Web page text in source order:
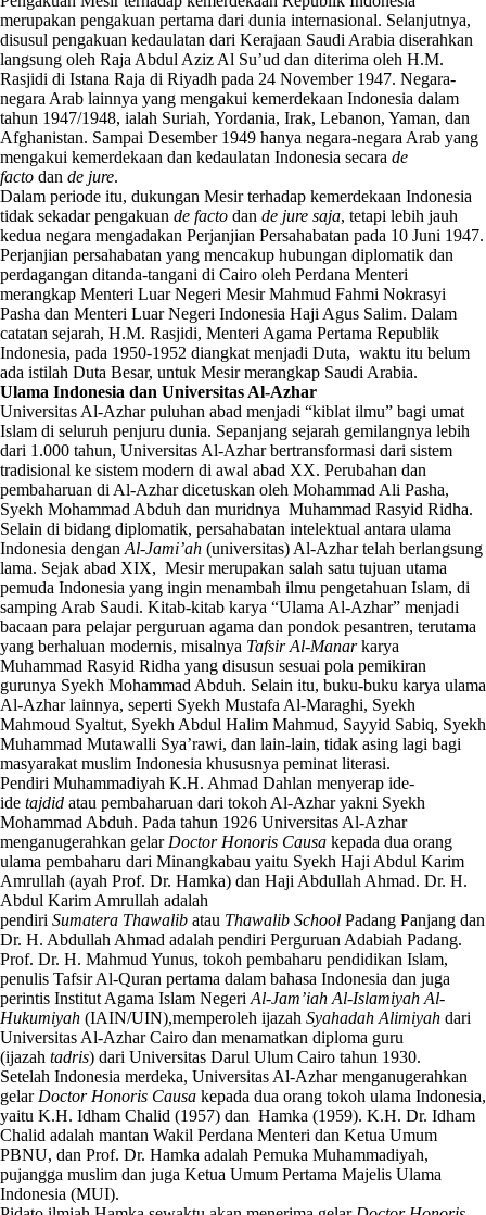
merupakan pengakuan pertama dari dunia internasional. Selanjutnya,
disusul pengakuan kedaulatan dari Kerajaan Saudi Arabia diserahkan
langsung oleh Raja Abdul Aziz Al Su’ud dan diterima oleh H.M.
Rasjidi di Istana Raja di Riyadh pada 24 November 1947. Negara-
negara Arab lainnya yang mengakui kemerdekaan Indonesia dalam
tahun 1947/1948, ialah Suriah, Yordania, Irak, Lebanon, Yaman, dan
Afghanistan. Sampai Desember 1949 hanya negara-negara Arab yang
mengakui kemerdekaan dan kedaulatan Indonesia secara de
facto dan de jure.
Dalam periode itu, dukungan Mesir terhadap kemerdekaan Indonesia
tidak sekadar pengakuan de facto dan de jure saja, tetapi lebih jauh
kedua negara mengadakan Perjanjian Persahabatan pada 10 Juni 1947.
Perjanjian persahabatan yang mencakup hubungan diplomatik dan
perdagangan ditanda-tangani di Cairo oleh Perdana Menteri
merangkap Menteri Luar Negeri Mesir Mahmud Fahmi Nokrasyi
Pasha dan Menteri Luar Negeri Indonesia Haji Agus Salim. Dalam
catatan sejarah, H.M. Rasjidi, Menteri Agama Pertama Republik
Indonesia, pada 1950-1952 diangkat menjadi Duta, waktu itu belum
ada istilah Duta Besar, untuk Mesir merangkap Saudi Arabia.
Ulama Indonesia dan Universitas Al-Azhar
Universitas Al-Azhar puluhan abad menjadi “kiblat ilmu” bagi umat
Islam di seluruh penjuru dunia. Sepanjang sejarah gemilangnya lebih
dari 1.000 tahun, Universitas Al-Azhar bertransformasi dari sistem
tradisional ke sistem modern di awal abad XX. Perubahan dan
pembaharuan di Al-Azhar dicetuskan oleh Mohammad Ali Pasha,
Syekh Mohammad Abduh dan muridnya Muhammad Rasyid Ridha.
Selain di bidang diplomatik, persahabatan intelektual antara ulama
Indonesia dengan Al-Jami’ah (universitas) Al-Azhar telah berlangsung
lama. Sejak abad XIX, Mesir merupakan salah satu tujuan utama
pemuda Indonesia yang ingin menambah ilmu pengetahuan Islam, di
samping Arab Saudi. Kitab-kitab karya “Ulama Al-Azhar” menjadi
bacaan para pelajar perguruan agama dan pondok pesantren, terutama
yang berhaluan modernis, misalnya Tafsir Al-Manarkarya
Muhammad Rasyid Ridha yang disusun sesuai pola pemikiran
gurunya Syekh Mohammad Abduh. Selain itu, buku-buku karya ulama
Al-Azhar lainnya, seperti Syekh Mustafa Al-Maraghi, Syekh
Mahmoud Syaltut, Syekh Abdul Halim Mahmud, Sayyid Sabiq, Syekh
Muhammad Mutawalli Sya’rawi, dan lain-lain, tidak asing lagi bagi
masyarakat muslim Indonesia khususnya peminat literasi.
Pendiri Muhammadiyah K.H. Ahmad Dahlan menyerap ide-
ide tajdid atau pembaharuan dari tokoh Al-Azhar yakni Syekh
Mohammad Abduh. Pada tahun 1926 Universitas Al-Azhar
menganugerahkan gelar Doctor Honoris Causa kepada dua orang
ulama pembaharu dari Minangkabau yaitu Syekh Haji Abdul Karim
Amrullah (ayah Prof. Dr. Hamka) dan Haji Abdullah Ahmad. Dr. H.
Abdul Karim Amrullah adalah
pendiri Sumatera Thawalib atau Thawalib School Padang Panjang dan
Dr. H. Abdullah Ahmad adalah pendiri Perguruan Adabiah Padang.
Prof. Dr. H. Mahmud Yunus, tokoh pembaharu pendidikan Islam,
penulis Tafsir Al-Quran pertama dalam bahasa Indonesia dan juga
perintis Institut Agama Islam Negeri Al-Jam’iah Al-Islamiyah Al-
Hukumiyah (IAIN/UIN),memperoleh ijazah Syahadah Alimiyah dari
Universitas Al-Azhar Cairo dan menamatkan diploma guru
(ijazah tadris) dari Universitas Darul Ulum Cairo tahun 1930.
Setelah Indonesia merdeka, Universitas Al-Azhar menganugerahkan
gelar Doctor Honoris Causa kepada dua orang tokoh ulama Indonesia,
yaitu K.H. Idham Chalid (1957) dan Hamka (1959). K.H. Dr. Idham
Chalid adalah mantan Wakil Perdana Menteri dan Ketua Umum
PBNU, dan Prof. Dr. Hamka adalah Pemuka Muhammadiyah,
pujangga muslim dan juga Ketua Umum Pertama Majelis Ulama
Indonesia (MUI).